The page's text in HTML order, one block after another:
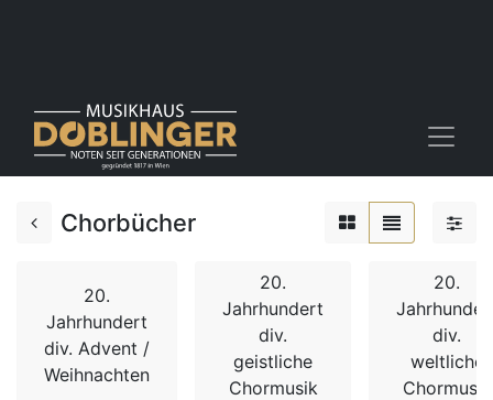
Chorbücher
20.
Jahrhundert
div. Advent /
Weihnachten
20.
Jahrhundert
div.
geistliche
Chormusik
20.
div.
weltliche
Chormusik